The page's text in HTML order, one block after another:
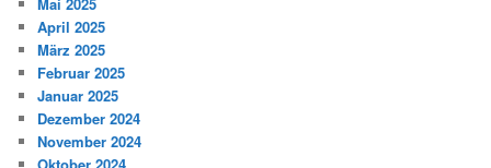
April 2025
März 2025
Februar 2025
Januar 2025
Dezember 2024
November 2024